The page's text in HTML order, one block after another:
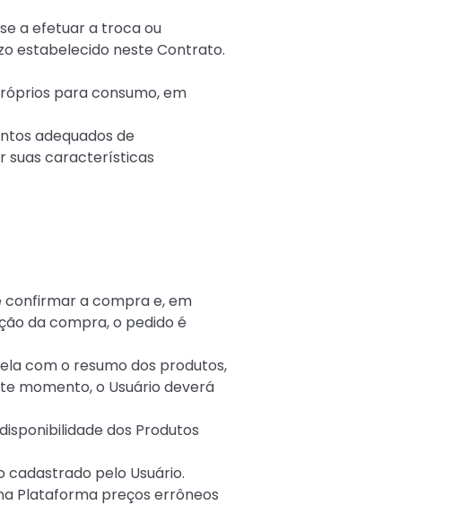
a efetuar a troca ou
estabelecido neste Contrato.
para consumo, em
adequados de
suas características
confirmar a compra e, em
da compra, o pedido é
com o resumo dos produtos,
momento, o Usuário deverá
dos Produtos
cadastrado pelo Usuário.
Plataforma preços errôneos